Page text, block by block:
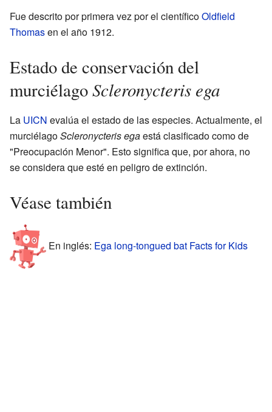
Fue descrito por primera vez por el científicoOldfield
Thomasen el año 1912.
Estado de conservación del
murciélagoScleronycteris ega
La UICN evalúa el estado de las especies. Actualmente, el
murciélagoScleronycteris egaestá clasificado como de
"Preocupación Menor". Esto significa que, por ahora, no
se considera que esté en peligro de extinción.
Véase también
En inglés: Ega long-tongued bat Facts for Kids